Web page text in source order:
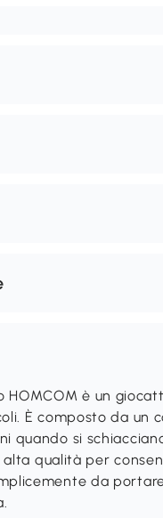
HOMCOM è un
È composto da un
quando si
qualità per
da